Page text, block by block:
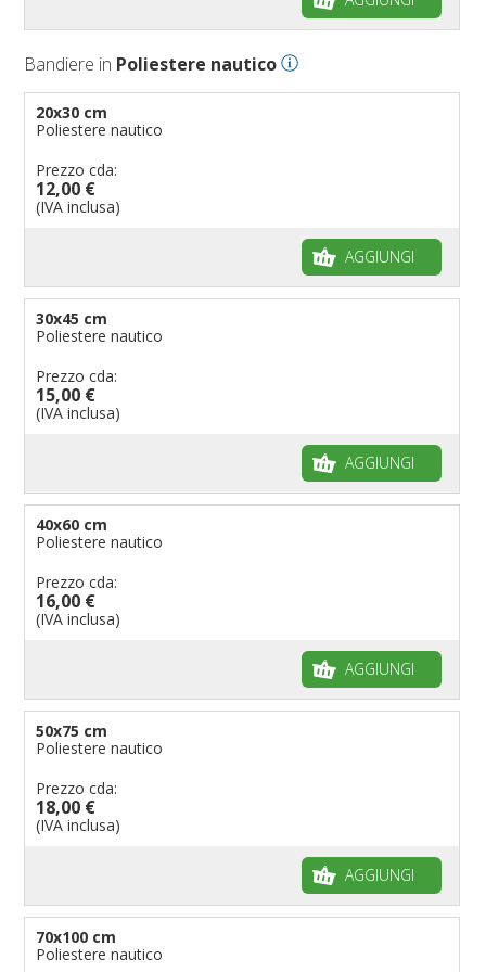
Bandiere per eventi religiosi
Bandiere per enti pubblici
Bandiere per ambasciate
Bandiere per riserve naturali e parchi
Bandiere per musicisti
pennoni per bandiere
Bandiere in Poliestere nautico
20x30 cm
Poliestere nautico
Prezzo cda:
12,00 €
(IVA inclusa)
AGGIUNGI
30x45 cm
Poliestere nautico
Prezzo cda:
15,00 €
(IVA inclusa)
AGGIUNGI
40x60 cm
Poliestere nautico
Prezzo cda:
16,00 €
(IVA inclusa)
AGGIUNGI
50x75 cm
Poliestere nautico
Prezzo cda:
18,00 €
(IVA inclusa)
AGGIUNGI
70x100 cm
Poliestere nautico